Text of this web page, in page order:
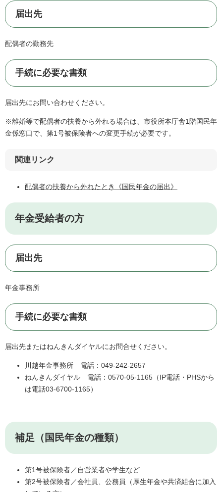
届出先
配偶者の勤務先
手続に必要な書類
届出先にお問い合わせください。
※離婚等で配偶者の扶養から外れる場合は、市役所本庁舎1階国民年
金係窓口で、第1号被保険者への変更手続が必要です。
関連リンク
配偶者の扶養から外れたとき《国民年金の届出》
年金受給者の方
届出先
年金事務所
手続に必要な書類
届出先またはねんきんダイヤルにお問合せください。
川越年金事務所 電話：049-242-2657
ねんきんダイヤル 電話：0570-05-1165（IP電話・PHSから
は電話03-6700-1165）
補足（国民年金の種類）
第1号被保険者／自営業者や学生など
第2号被保険者／会社員、公務員（厚生年金や共済組合に加入